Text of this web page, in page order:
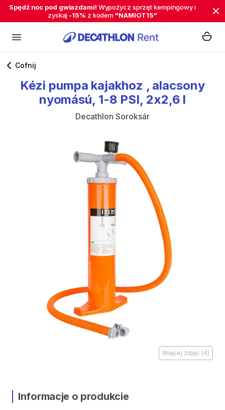
Spędź noc pod gwiazdami! Wypożycz sprzęt kempingowy i
zyskaj -15% z kodem "NAMIOT15"
Cofnij
Kézi pumpa kajakhoz ​,​ alacsony
nyomású​,​ 1-8 PSI​,​ 2x2​,​6 l
Decathlon Soroksár
Więcej zdjęć (4)
Informacje o produkcie